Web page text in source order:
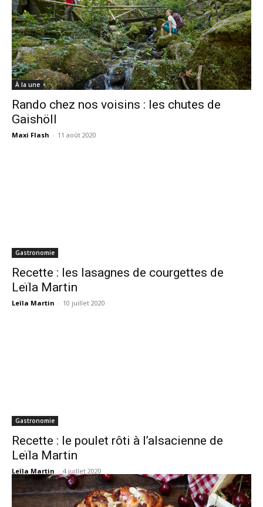
À la une
Rando chez nos voisins : les chutes de
Gaishöll
Maxi Flash - 11 août 2020
Gastronomie
Recette : les lasagnes de courgettes de
Leïla Martin
Leïla Martin - 10 juillet 2020
Gastronomie
Recette : le poulet rôti à l’alsacienne de
Leïla Martin
Leïla Martin - 4 juillet 2020